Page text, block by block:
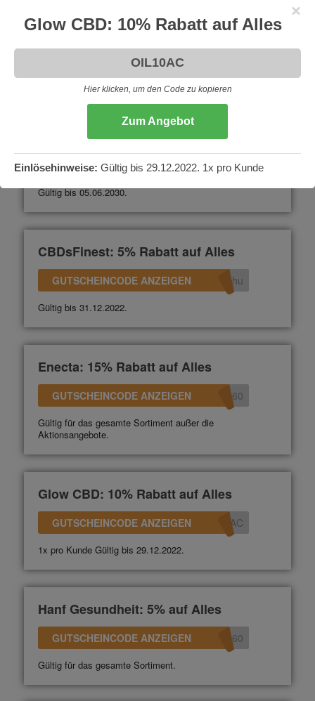
CBD Vital: 15% auf Alles
GUTSCHEINCODE ANZEIGEN 360
Nicht gültig auf die 2+1 Aktionen. Gültig bis 31.12.2023.
CBDNol: 10% Rabatt auf Alles
GUTSCHEINCODE ANZEIGEN L10
Gültig bis 05.06.2030.
CBDsFinest: 5% Rabatt auf Alles
GUTSCHEINCODE ANZEIGEN uhu
Gültig bis 31.12.2022.
Enecta: 15% Rabatt auf Alles
GUTSCHEINCODE ANZEIGEN 360
Gültig für das gesamte Sortiment außer die
Aktionsangebote.
Glow CBD: 10% Rabatt auf Alles
GUTSCHEINCODE ANZEIGEN 0AC
1x pro Kunde Gültig bis 29.12.2022.
Hanf Gesundheit: 5% auf Alles
GUTSCHEINCODE ANZEIGEN 360
Gültig für das gesamte Sortiment.
×
Glow CBD: 10% Rabatt auf Alles
Hier klicken, um den Code zu kopieren
Zum Angebot
Einlösehinweise: Gültig bis 29.12.2022. 1x pro Kunde